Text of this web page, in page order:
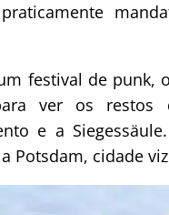
festival de punk,
ver os restos
e a
Potsdam, cidade